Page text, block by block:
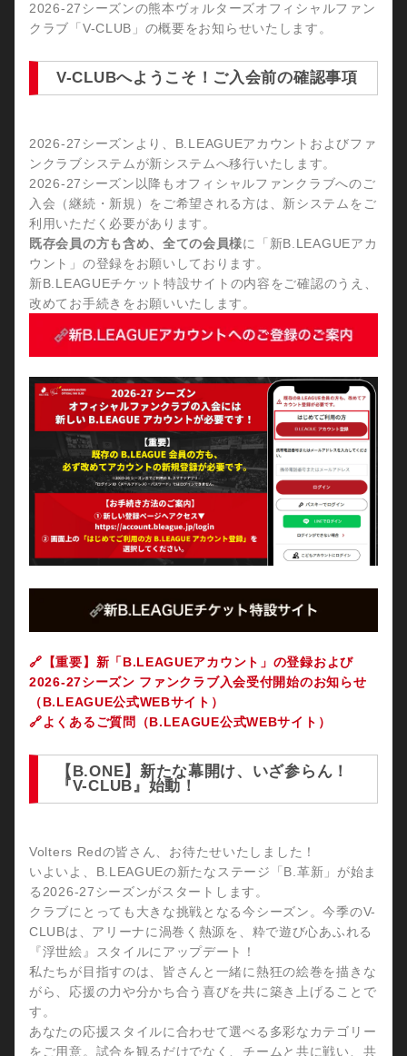
2026-27シーズンの熊本ヴォルターズオフィシャルファン
クラブ「V-CLUB」の概要をお知らせいたします。
V-CLUBへようこそ！ご入会前の確認事項
2026-27シーズンより、B.LEAGUEアカウントおよびファ
ンクラブシステムが新システムへ移行いたします。
2026-27シーズン以降もオフィシャルファンクラブへのご
入会（継続・新規）をご希望される方は、新システムをご
利用いただく必要があります。
既存会員の方も含め、全ての会員様に「新B.LEAGUEアカ
ウント」の登録をお願いしております。
新B.LEAGUEチケット特設サイトの内容をご確認のうえ、
改めてお手続きをお願いいたします。
🔗【重要】新「B.LEAGUEアカウント」の登録および
2026-27シーズン ファンクラブ入会受付開始のお知らせ
（B.LEAGUE公式WEBサイト）
🔗よくあるご質問（B.LEAGUE公式WEBサイト）
【B.ONE】新たな幕開け、いざ参らん！
『V-CLUB』始動！
Volters Redの皆さん、お待たせいたしました！
いよいよ、B.LEAGUEの新たなステージ「B.革新」が始ま
る2026-27シーズンがスタートします。
クラブにとっても大きな挑戦となる今シーズン。今季のV-
CLUBは、アリーナに渦巻く熱源を、粋で遊び心あふれる
『浮世絵』スタイルにアップデート！
私たちが目指すのは、皆さんと一緒に熱狂の絵巻を描きな
がら、応援の力や分かち合う喜びを共に築き上げることで
す。
あなたの応援スタイルに合わせて選べる多彩なカテゴリー
をご用意。試合を観るだけでなく、チームと共に戦い、共